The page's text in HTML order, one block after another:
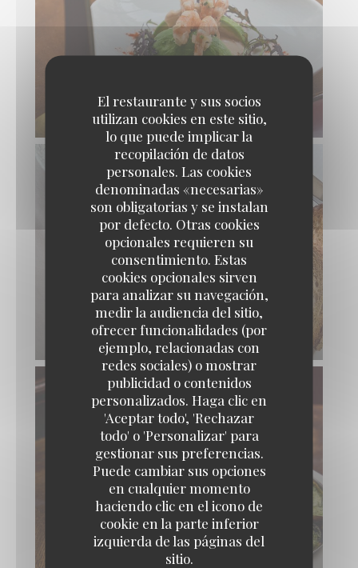
El restaurante y sus socios
utilizan cookies en este sitio,
lo que puede implicar la
recopilación de datos
personales. Las cookies
denominadas «necesarias»
son obligatorias y se instalan
por defecto. Otras cookies
opcionales requieren su
consentimiento. Estas
cookies opcionales sirven
para analizar su navegación,
medir la audiencia del sitio,
ofrecer funcionalidades (por
ejemplo, relacionadas con
redes sociales) o mostrar
publicidad o contenidos
personalizados. Haga clic en
'Aceptar todo', 'Rechazar
todo' o 'Personalizar' para
gestionar sus preferencias.
Puede cambiar sus opciones
en cualquier momento
haciendo clic en el icono de
cookie en la parte inferior
izquierda de las páginas del
sitio.
CREVETTES COCKTAIL, AVOCAT
FOIE GRAS DE CANARD FRANÇAIS MI-
CUIT AU GEWURZTRAMINER CHUTNEY
DE FRUITS, PAIN GRILLÉ
MOULES GRATINÉES AU BEURRE
PERSILLÉ